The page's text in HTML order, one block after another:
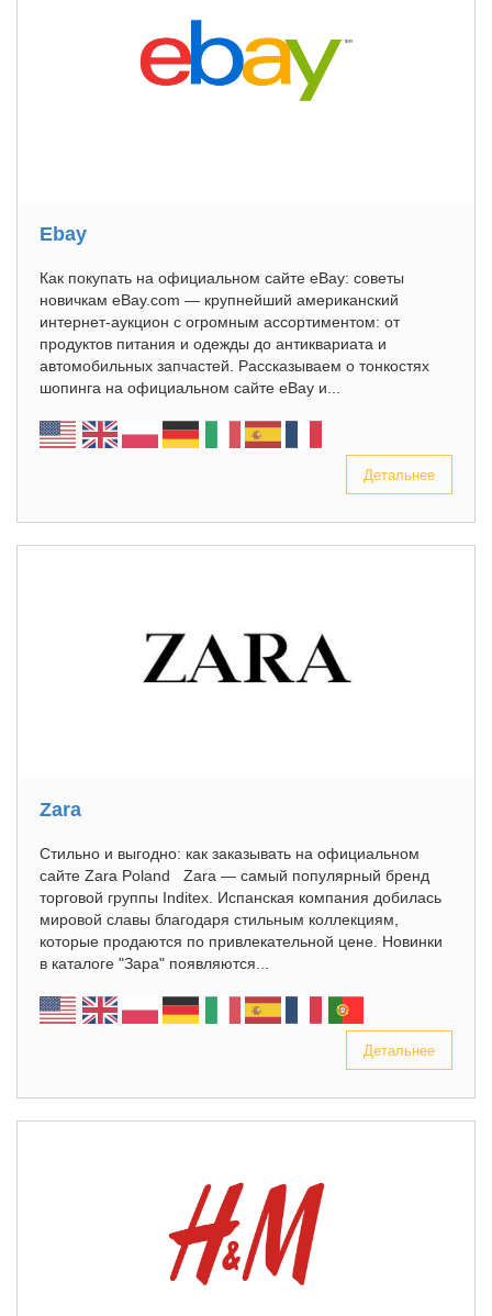
Ebay
Как покупать на официальном сайте eBay: советы
новичкам eBay.com — крупнейший американский
интернет-аукцион с огромным ассортиментом: от
продуктов питания и одежды до антиквариата и
автомобильных запчастей. Рассказываем о тонкостях
шопинга на официальном сайте eBay и...
Детальнее
Zara
Стильно и выгодно: как заказывать на официальном
сайте Zara Poland Zara — самый популярный бренд
торговой группы Inditex. Испанская компания добилась
мировой славы благодаря стильным коллекциям,
которые продаются по привлекательной цене. Новинки
в каталоге "Зара" появляются...
Детальнее